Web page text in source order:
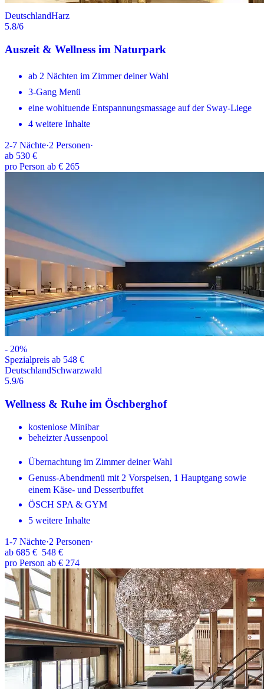
DeutschlandHarz
5.8/6
Auszeit & Wellness im Naturpark
ab 2 Nächten im Zimmer deiner Wahl
3-Gang Menü
eine wohltuende Entspannungsmassage auf der Sway-Liege
4 weitere Inhalte
2-7 Nächte·2 Personen·
ab 530 €
pro Person ab € 265
- 20%
Spezialpreis ab 548 €
DeutschlandSchwarzwald
5.9/6
Wellness & Ruhe im Öschberghof
kostenlose Minibar
beheizter Aussenpool
Übernachtung im Zimmer deiner Wahl
Genuss-Abendmenü mit 2 Vorspeisen, 1 Hauptgang sowie
einem Käse- und Dessertbuffet
ÖSCH SPA & GYM
5 weitere Inhalte
1-7 Nächte·2 Personen·
ab 685 € 548 €
pro Person ab € 274